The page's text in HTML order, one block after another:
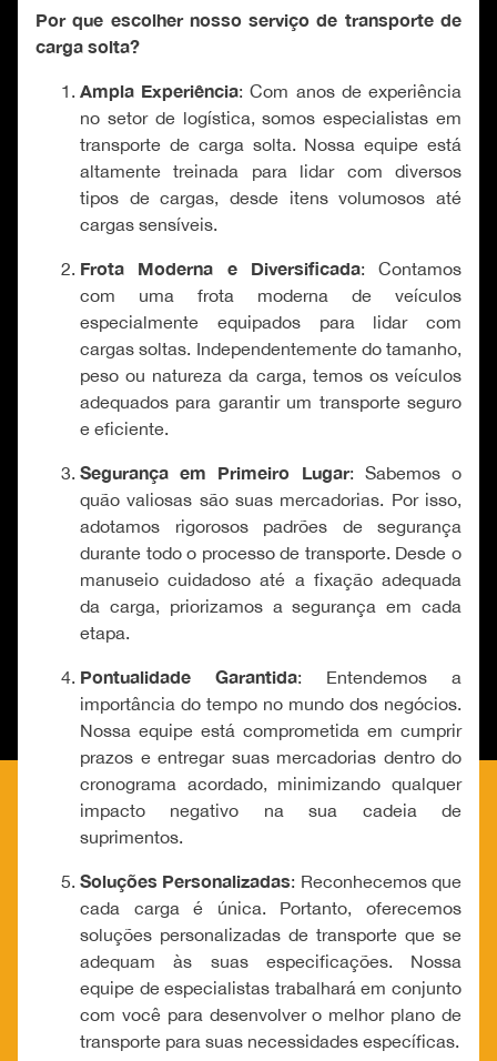
Por que escolher nosso serviço de transporte de
carga solta?
Ampla Experiência: Com anos de experiência
no setor de logística, somos especialistas em
transporte de carga solta. Nossa equipe está
altamente treinada para lidar com diversos
tipos de cargas, desde itens volumosos até
cargas sensíveis.
Frota Moderna e Diversificada: Contamos
com uma frota moderna de veículos
especialmente equipados para lidar com
cargas soltas. Independentemente do tamanho,
peso ou natureza da carga, temos os veículos
adequados para garantir um transporte seguro
e eficiente.
Segurança em Primeiro Lugar: Sabemos o
quão valiosas são suas mercadorias. Por isso,
adotamos rigorosos padrões de segurança
durante todo o processo de transporte. Desde o
manuseio cuidadoso até a fixação adequada
da carga, priorizamos a segurança em cada
etapa.
Pontualidade Garantida: Entendemos a
importância do tempo no mundo dos negócios.
Nossa equipe está comprometida em cumprir
prazos e entregar suas mercadorias dentro do
cronograma acordado, minimizando qualquer
impacto negativo na sua cadeia de
suprimentos.
Soluções Personalizadas: Reconhecemos que
cada carga é única. Portanto, oferecemos
soluções personalizadas de transporte que se
adequam às suas especificações. Nossa
equipe de especialistas trabalhará em conjunto
com você para desenvolver o melhor plano de
transporte para suas necessidades específicas.